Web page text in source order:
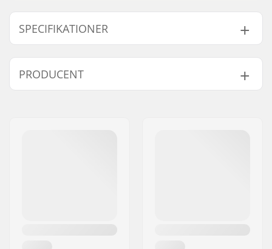
SPECIFIKATIONER
Antal tænder:
25T
Tandhjuls montering:
Bolt Drive
PRODUCENT